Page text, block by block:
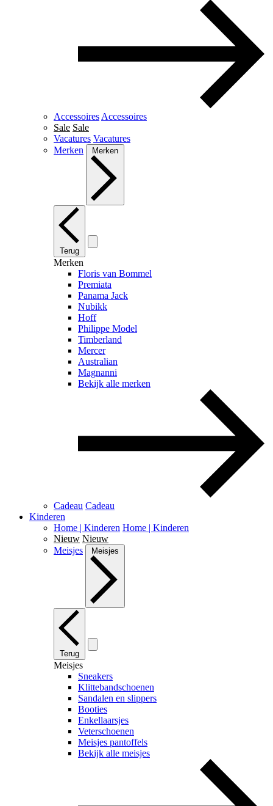
Accessoires Accessoires
Sale Sale
Vacatures Vacatures
Merken
Merken
Terug
Merken
Floris van Bommel
Premiata
Panama Jack
Nubikk
Hoff
Philippe Model
Timberland
Mercer
Australian
Magnanni
Bekijk alle merken
Cadeau Cadeau
Kinderen
Home | Kinderen Home | Kinderen
Nieuw Nieuw
Meisjes
Meisjes
Terug
Meisjes
Sneakers
Klittebandschoenen
Sandalen en slippers
Booties
Enkellaarsjes
Veterschoenen
Meisjes pantoffels
Bekijk alle meisjes